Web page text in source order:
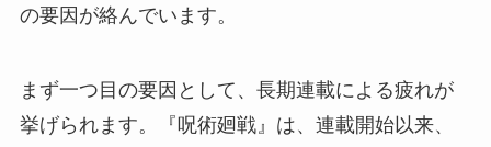
の要因が絡んでいます。
まず一つ目の要因として、長期連載による疲れが
挙げられます。『呪術廻戦』は、連載開始以来、